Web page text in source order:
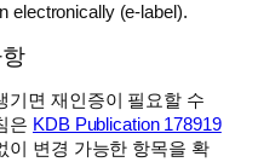
electronically (e-label).
기면 재인증이 필요할 수
은 KDB Publication 178919
이 변경 가능한 항목을 확